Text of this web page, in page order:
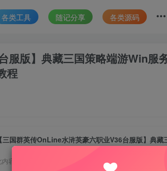
各类工具 随记分享 各类源码
服版】典藏三国策略端游Win服
程
内容为付费资源，请付费后查看